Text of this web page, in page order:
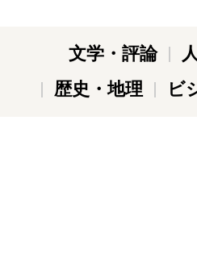
文学・評論
歴史・地理
ビ